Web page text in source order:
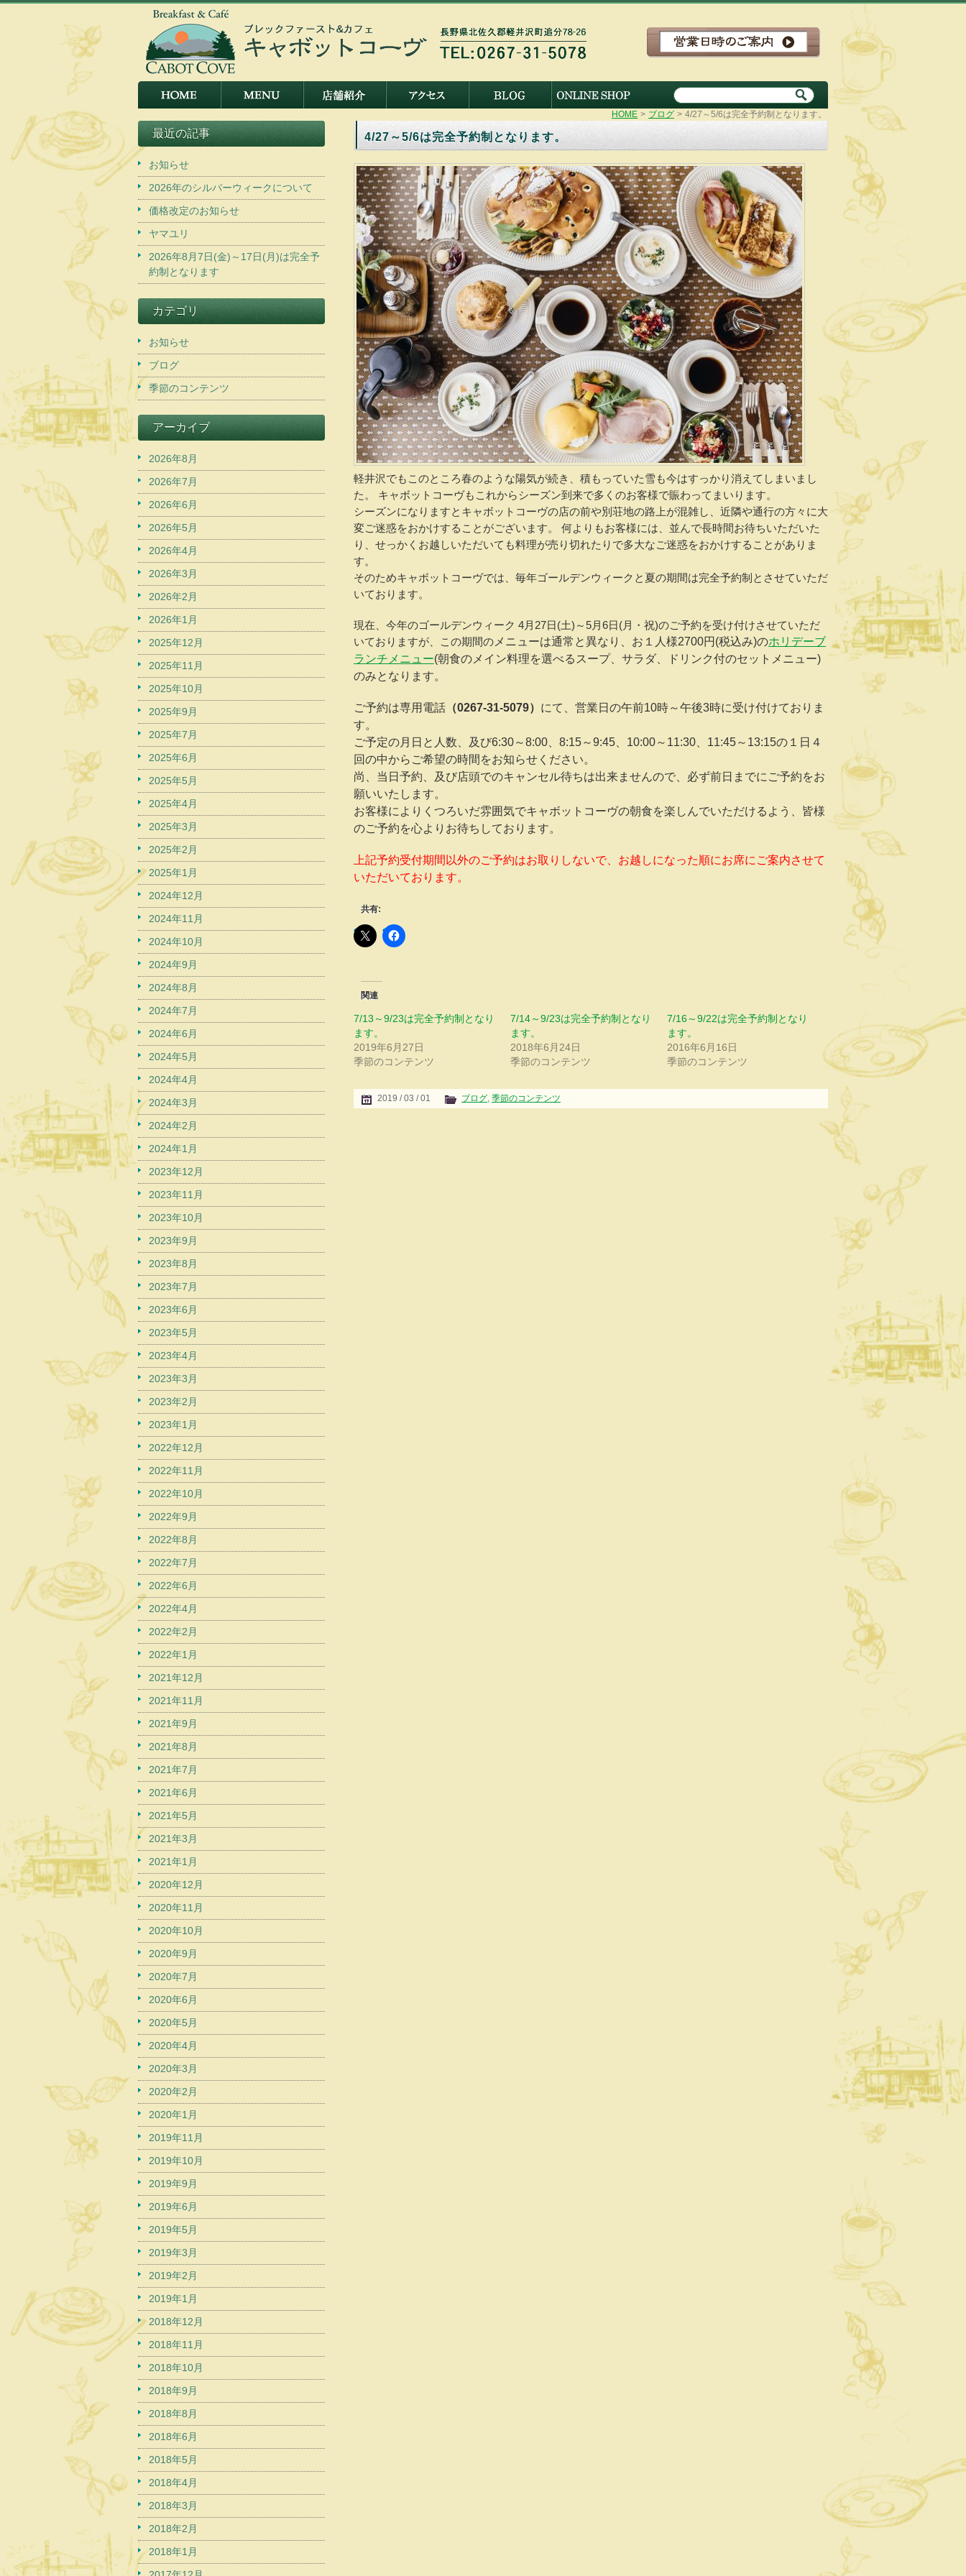
HOME > ブログ > 4/27～5/6は完全予約制となります。
4/27～5/6は完全予約制となります。
軽井沢でもこのところ春のような陽気が続き、積もっていた雪も今はすっかり消えてしまいまし
た。 キャボットコーヴもこれからシーズン到来で多くのお客様で賑わってまいります。
シーズンになりますとキャボットコーヴの店の前や別荘地の路上が混雑し、近隣や通行の方々に大
変ご迷惑をおかけすることがございます。 何よりもお客様には、並んで長時間お待ちいただいた
り、せっかくお越しいただいても料理が売り切れたりで多大なご迷惑をおかけすることがありま
す。
そのためキャボットコーヴでは、毎年ゴールデンウィークと夏の期間は完全予約制とさせていただ
いております。
現在、今年のゴールデンウィーク 4月27日(土)～5月6日(月・祝)のご予約を受け付けさせていただ
いておりますが、この期間の メニューは通常と異なり、お１人様2700円(税込み)のホリデーブ
ランチメニュー(朝食のメイン料理を選べるスープ、サラダ、ドリンク付のセットメニュー)
のみとなります。
ご予約は専用電話 （0267-31-5079） にて、営業日の午前10時～午後3時に受け付けておりま
す。
ご予定の月日と人数、及び6:30～8:00、8:15～9:45、10:00～11:30、11:45～13:15の１日４
回の中からご希望の時間をお知らせください。
尚、当日予約、及び店頭でのキャンセル待ちは出来ませんので、必ず前日までにご予約をお
願いいたします。
お客様によりくつろいだ雰囲気でキャボットコーヴの朝食を楽しんでいただけるよう、皆様
のご予約を心よりお待ちしております。
上記予約受付期間以外のご予約はお取りしないで、お越しになった順にお席にご案内させて
いただいております。
共有:
関連
7/13～9/23は完全予約制となり
ます。
2019年6月27日
季節のコンテンツ
7/14～9/23は完全予約制となり
ます。
2018年6月24日
季節のコンテンツ
7/16～9/22は完全予約制となり
ます。
2016年6月16日
季節のコンテンツ
2019 / 03 / 01 ブログ, 季節のコンテンツ
最近の記事
お知らせ
2026年のシルバーウィークについて
価格改定のお知らせ
ヤマユリ
2026年8月7日(金)～17日(月)は完全予
約制となります
カテゴリ
お知らせ
ブログ
季節のコンテンツ
アーカイブ
2026年8月
2026年7月
2026年6月
2026年5月
2026年4月
2026年3月
2026年2月
2026年1月
2025年12月
2025年11月
2025年10月
2025年9月
2025年7月
2025年6月
2025年5月
2025年4月
2025年3月
2025年2月
2025年1月
2024年12月
2024年11月
2024年10月
2024年9月
2024年8月
2024年7月
2024年6月
2024年5月
2024年4月
2024年3月
2024年2月
2024年1月
2023年12月
2023年11月
2023年10月
2023年9月
2023年8月
2023年7月
2023年6月
2023年5月
2023年4月
2023年3月
2023年2月
2023年1月
2022年12月
2022年11月
2022年10月
2022年9月
2022年8月
2022年7月
2022年6月
2022年4月
2022年2月
2022年1月
2021年12月
2021年11月
2021年9月
2021年8月
2021年7月
2021年6月
2021年5月
2021年3月
2021年1月
2020年12月
2020年11月
2020年10月
2020年9月
2020年7月
2020年6月
2020年5月
2020年4月
2020年3月
2020年2月
2020年1月
2019年11月
2019年10月
2019年9月
2019年6月
2019年5月
2019年3月
2019年2月
2019年1月
2018年12月
2018年11月
2018年10月
2018年9月
2018年8月
2018年6月
2018年5月
2018年4月
2018年3月
2018年2月
2018年1月